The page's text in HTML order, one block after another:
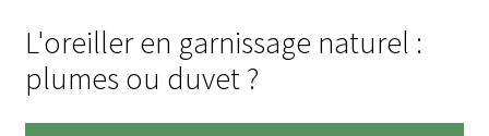
L'oreiller en garnissage naturel :
plumes ou duvet ?